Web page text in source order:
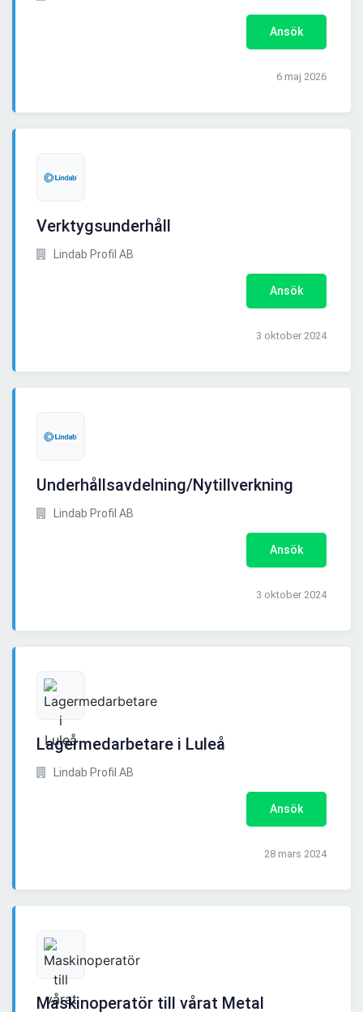
Ansök
6 maj 2026
Verktygsunderhåll
Lindab Profil AB
Ansök
3 oktober 2024
Underhållsavdelning/Nytillverkning
Lindab Profil AB
Ansök
3 oktober 2024
Lagermedarbetare i Luleå
Lindab Profil AB
Ansök
28 mars 2024
Maskinoperatör till vårat Metal